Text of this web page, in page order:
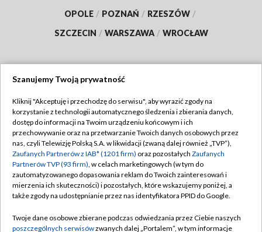
OPOLE / POZNAŃ / RZESZÓW /
SZCZECIN / WARSZAWA / WROCŁAW
TVP
Abonament TVP
Emisja w TVP
Centrum informacji TVP
Naziemna Telewizja Cyfrowa
Rada Programowa
Regulamin TVP
Polityka prywatności
Moje zgody
Pomoc
Kontakt
Szanujemy Twoją prywatność
Kliknij "Akceptuję i przechodzę do serwisu", aby wyrazić zgody na
korzystanie z technologii automatycznego śledzenia i zbierania danych,
dostęp do informacji na Twoim urządzeniu końcowym i ich
przechowywanie oraz na przetwarzanie Twoich danych osobowych przez
nas, czyli Telewizję Polską S.A. w likwidacji (zwaną dalej również „TVP”),
Zaufanych Partnerów z IAB* (1201 firm) oraz pozostałych Zaufanych
Partnerów TVP (93 firm), w celach marketingowych (w tym do
zautomatyzowanego dopasowania reklam do Twoich zainteresowań i
mierzenia ich skuteczności) i pozostałych, które wskazujemy poniżej, a
także zgody na udostępnianie przez nas identyfikatora PPID do Google.
Twoje dane osobowe zbierane podczas odwiedzania przez Ciebie naszych
poszczególnych serwisówzwanych dalej „Portalem”, w tym informacje